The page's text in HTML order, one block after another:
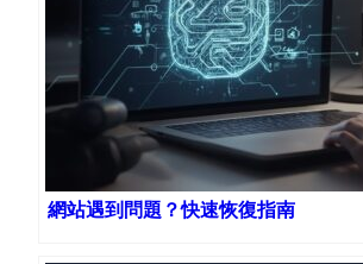
網站遇到問題？快速恢復指南